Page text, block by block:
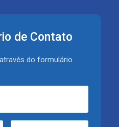
de Contato
do formulário